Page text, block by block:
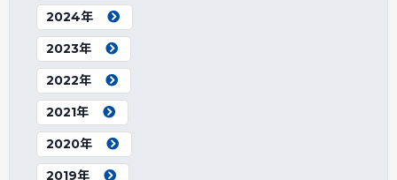
2024年
2023年
2022年
2021年
2020年
2019年